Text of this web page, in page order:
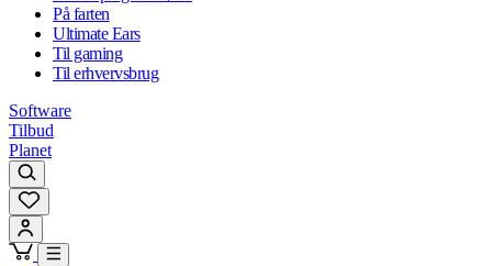
På farten
Ultimate Ears
Til gaming
Til erhvervsbrug
Software
Tilbud
Planet